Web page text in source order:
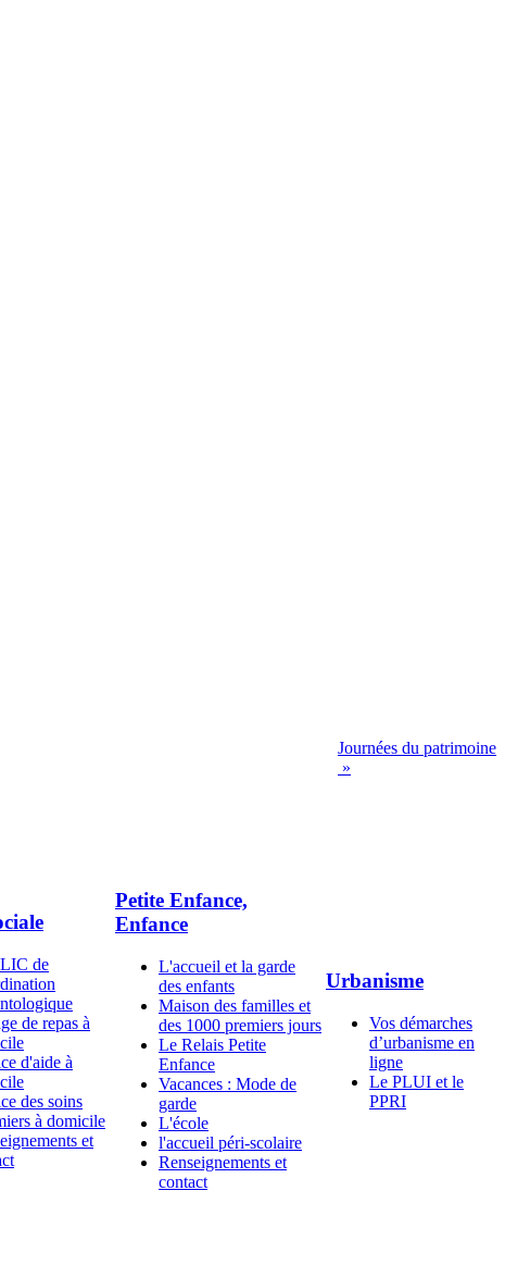
Journées du patrimoine
»
de
de repas à
d'aide à
des soins
à domicile
et
Petite Enfance,
Enfance
L'accueil et la garde
des enfants
Maison des familles et
des 1000 premiers jours
Le Relais Petite
Enfance
Vacances : Mode de
garde
L'école
l'accueil péri-scolaire
Renseignements et
contact
Urbanisme
Vos démarches
d’urbanisme en
ligne
Le PLUI et le
PPRI